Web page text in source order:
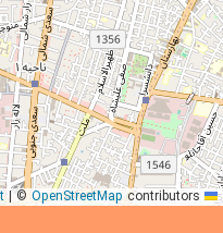
| © OpenStreetMapcontributors